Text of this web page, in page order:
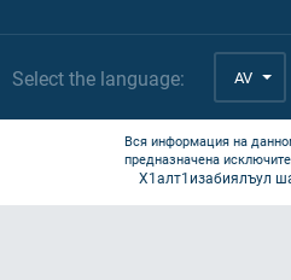
Select the language: AV
Вся информация на
предназначена
Х1алт1изабиялъул